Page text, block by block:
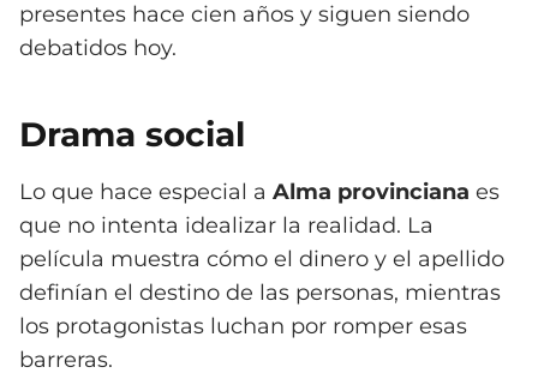
presentes hace cien años y siguen siendo
debatidos hoy.
Drama social
Lo que hace especial a Alma provinciana es
que no intenta idealizar la realidad. La
película muestra cómo el dinero y el apellido
definían el destino de las personas, mientras
los protagonistas luchan por romper esas
barreras.